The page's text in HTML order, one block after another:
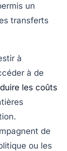
un
transferts
à
à de
les coûts
de
ou les